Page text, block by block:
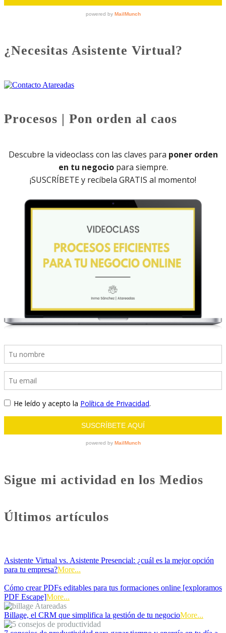
¿Necesitas Asistente Virtual?
Procesos | Pon orden al caos
Sigue mi actividad en los Medios
Últimos artículos
Asistente Virtual vs. Asistente Presencial: ¿cuál es la mejor opción
para tu empresa?More...
Cómo crear PDFs editables para tus formaciones online [exploramos
PDF Escape]More...
Billage, el CRM que simplifica la gestión de tu negocioMore...